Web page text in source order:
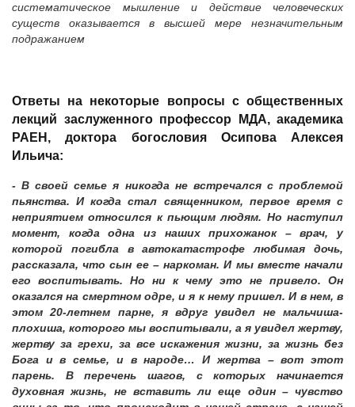
систематическое мышление и действие человеческих
существ оказывается в высшей мере незначительным
подражанием
Ответы на некоторые вопросы с общественных
лекций заслуженного профессор МДА, академика
РАЕН, доктора богословия Осипова Алексея
Ильича:
- В своей семье я никогда не встречался с проблемой
пьянства. И когда стал священником, первое время с
неприятием относился к пьющим людям. Но наступил
момент, когда одна из наших прихожанок – врач, у
которой погибла в автокатастрофе любимая дочь,
рассказала, что сын ее – наркоман. И мы вместе начали
его воспитывать. Но ни к чему это не привело. Он
оказался на смертном одре, и я к нему пришел. И в нем, в
этом 20-летнем парне, я вдруг увидел не мальчиша-
плохиша, которого мы воспитывали, а я увидел жертву,
жертву за грехи, за все искажения жизни, за жизнь без
Бога и в семье, и в народе… И жертва – вот этот
парень. В перечень шагов, с которых начинается
духовная жизнь, не вставить ли еще один – чувство